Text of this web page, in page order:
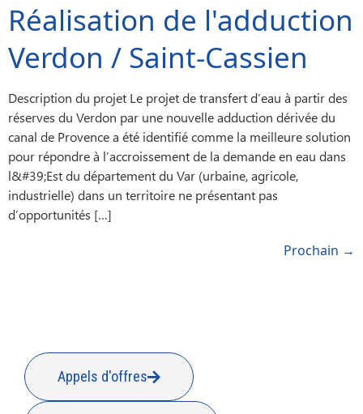
Réalisation de l'adduction
Verdon / Saint-Cassien
Description du projet Le projet de transfert d’eau à partir des
réserves du Verdon par une nouvelle adduction dérivée du
canal de Provence a été identifié comme la meilleure solution
pour répondre à l’accroissement de la demande en eau dans
l&#39;Est du département du Var (urbaine, agricole,
industrielle) dans un territoire ne présentant pas
d’opportunités […]
Prochain →
Appels d'offres